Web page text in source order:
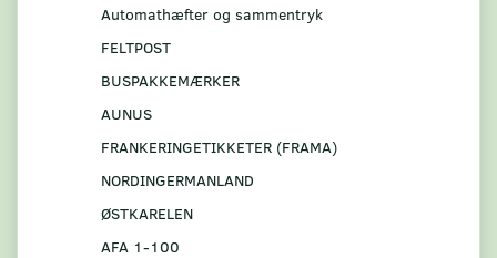
Automathæfter og sammentryk
FELTPOST
BUSPAKKEMÆRKER
AUNUS
FRANKERINGETIKKETER (FRAMA)
NORDINGERMANLAND
ØSTKARELEN
AFA 1-100